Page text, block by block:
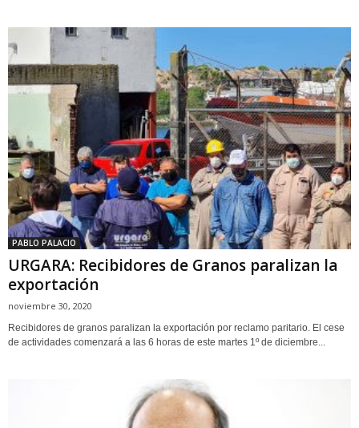
PABLO PALACIO
URGARA: Recibidores de Granos paralizan la
exportación
noviembre 30, 2020
Recibidores de granos paralizan la exportación por reclamo paritario. El cese
de actividades comenzará a las 6 horas de este martes 1º de diciembre...